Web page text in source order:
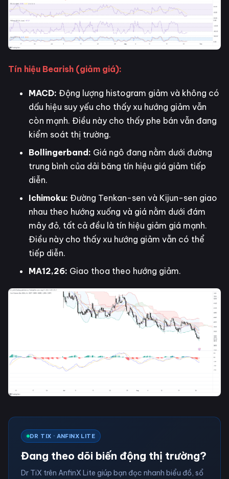
Tín hiệu Bearish (giảm giá):
MACD: Động lượng histogram giảm và không có
dấu hiệu suy yếu cho thấy xu hướng giảm vẫn
còn mạnh. Điều này cho thấy phe bán vẫn đang
kiểm soát thị trường.
Bollingerband: Giá ngô đang nằm dưới đường
trung bình của dải băng tín hiệu giá giảm tiếp
diễn.
Ichimoku: Đường Tenkan-sen và Kijun-sen giao
nhau theo hướng xuống và giá nằm dưới đám
mây đỏ, tất cả đều là tín hiệu giảm giá mạnh.
Điều này cho thấy xu hướng giảm vẫn có thể
tiếp diễn.
MA12,26: Giao thoa theo hướng giảm.
DR TIX · ANFINX LITE
Đang theo dõi biến động thị trường?
Dr TiX trên AnfinX Lite giúp bạn đọc nhanh biểu đồ, sổ